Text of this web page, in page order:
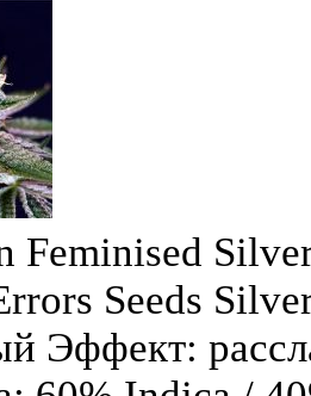
Feminised
Seeds
Эффект: